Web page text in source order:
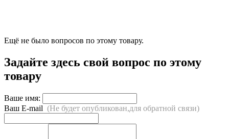
Ещё не было вопросов по этому товару.
Задайте здесь свой вопрос по этому
товару
Ваше имя:
Ваш E-mail (Не будет опубликован,для обратной связи)